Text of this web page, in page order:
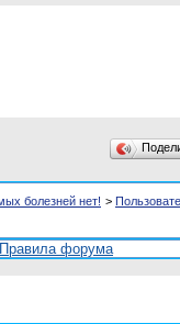
болезней нет! >
Правила форума